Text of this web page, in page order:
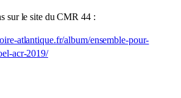
sur le site du CMR 44 :
atlantique.fr/album/ensemble-pour-
acr-2019/